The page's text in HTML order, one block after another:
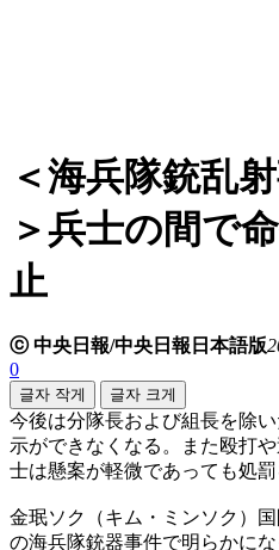
＜海兵隊銃乱
＞兵士の間で
止
ⓒ 中央日報/中央日報日本語版
0
글자 작게 글자 크게
今後は分隊長および組長を除
示ができなくなる。また殴打
士は懸案が軽微であっても処罰
金珉ソク（キム・ミンソク）
の海兵隊銃器事件で明らかに